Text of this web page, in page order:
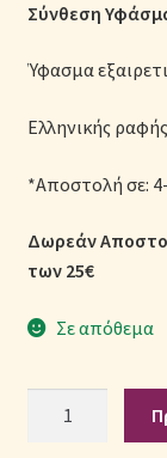
Παπλώματα για
Παπλωματοθήκες
Πικέ Κουβέρτες
Πληρωμές
Σύνθεση
Ύφασμα
Ελληνικής ραφής
*Αποστολή σε:
Δωρεάν
των 25€
Σε απόθεμα